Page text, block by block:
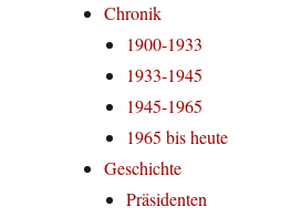
Chronik
1900-1933
1933-1945
1945-1965
1965 bis heute
Geschichte
Präsidenten